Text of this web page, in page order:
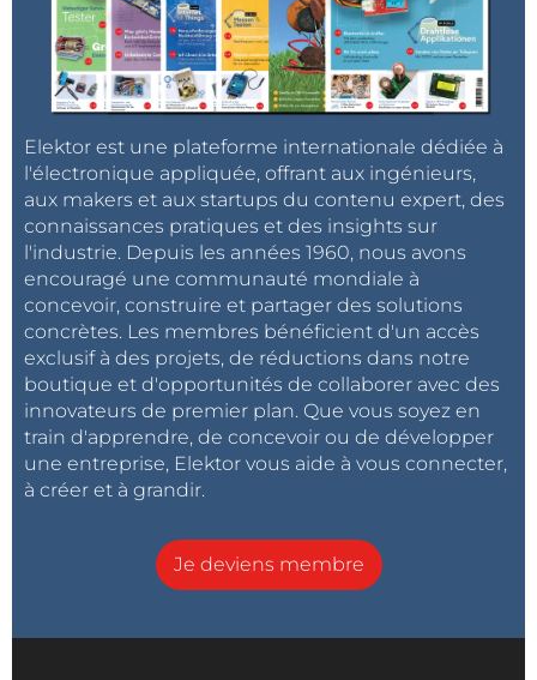
Elektor est une plateforme internationale dédiée à
l'électronique appliquée, offrant aux ingénieurs,
aux makers et aux startups du contenu expert, des
connaissances pratiques et des insights sur
l'industrie. Depuis les années 1960, nous avons
encouragé une communauté mondiale à
concevoir, construire et partager des solutions
concrètes. Les membres bénéficient d'un accès
exclusif à des projets, de réductions dans notre
boutique et d'opportunités de collaborer avec des
innovateurs de premier plan. Que vous soyez en
train d'apprendre, de concevoir ou de développer
une entreprise, Elektor vous aide à vous connecter,
à créer et à grandir.
Je deviens membre